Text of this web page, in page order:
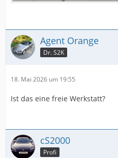
Agent Orange
Dr. S2K
18. Mai 2026 um 19:55
Ist das eine freie Werkstatt?
cS2000
Profi